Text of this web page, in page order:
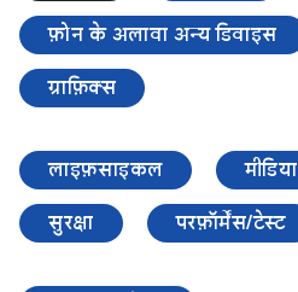
फ़ोन के अलावा अन्य डिवाइस
ग्राफ़िक्स
लाइफ़साइकल मीडिया
सुरक्षा परफ़ॉर्मेंस/टेस्ट